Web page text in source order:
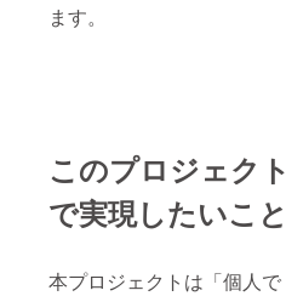
ます。
このプロジェクト
で実現したいこと
本プロジェクトは「個人で